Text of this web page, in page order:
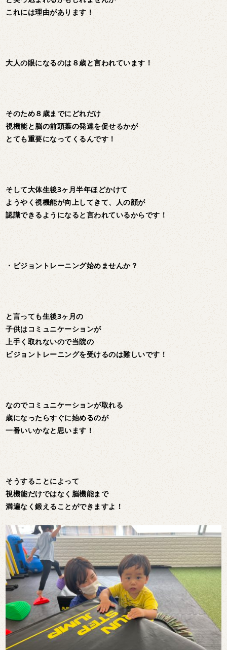
これには理由があります！
大人の眼になるのは８歳と言われています！
そのため８歳までにどれだけ
視機能と脳の前頭葉の発達を促せるかが
とても重要になってくるんです！
そして大体生後3ヶ月半年ほどかけて
ようやく視機能が向上してきて、人の顔が
認識できるようになると言われているからです！
・ビジョントレーニング始めませんか？
と言っても生後3ヶ月の
子供はコミュニケーションが
上手く取れないので当院の
ビジョントレーニングを受けるのは難しいです！
なのでコミュニケーションが取れる
歳になったらすぐに始めるのが
一番いいかなと思います！
そうすることによって
視機能だけではなく脳機能まで
満遍なく鍛えることができますよ！